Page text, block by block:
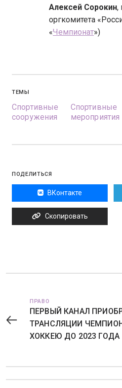
Алексей Сорокин,
оргкомитета
«Чемпионат»)
ТЕМЫ
Спортивные
сооружения
Спортивные
мероприятия
ПОДЕЛИТЬСЯ
ВКонтакте
Скопировать
ПРАВО
ПЕРВЫЙ КАНАЛ
ТРАНСЛЯЦИИ
ХОККЕЮ ДО 2023 ГОДА